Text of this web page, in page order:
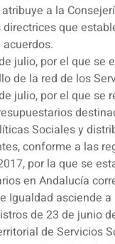
a la
que
julio, por el que
de la red de los
julio, por el que
Sociales y
conforme a las
por la que se
en Andalucía
Igualdad asciende
de 23 de junio
de Servicios